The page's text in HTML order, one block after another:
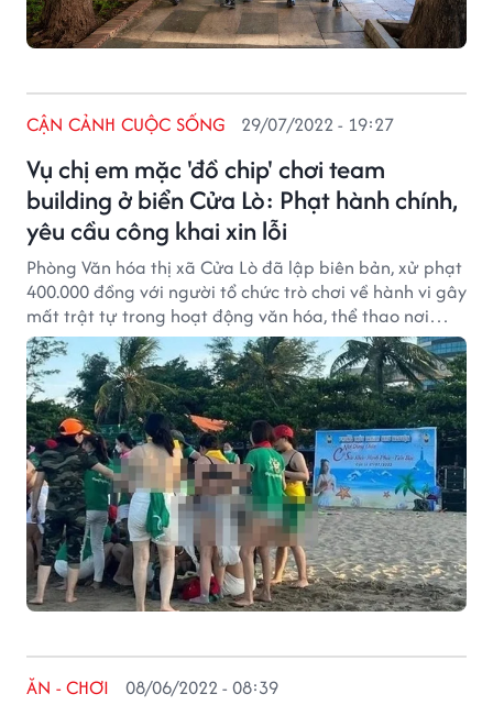
Vụ chị em mặc 'đồ chip' chơi team
building ở biển Cửa Lò: Phạt hành chính,
yêu cầu công khai xin lỗi
CẬN CẢNH CUỘC SỐNG 29/07/2022 - 19:27
Phòng Văn hóa thị xã Cửa Lò đã lập biên bản, xử phạt
400.000 đồng với người tổ chức trò chơi về hành vi gây
mất trật tự trong hoạt động văn hóa, thể thao nơi
công cộng.
ĂN - CHƠI 08/06/2022 - 08:39